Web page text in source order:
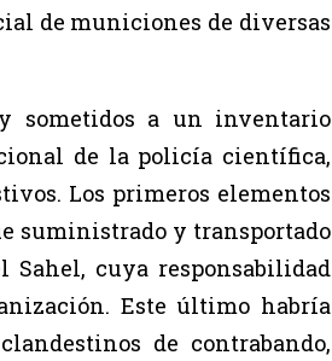
de municiones de diversas
y sometidos a un inventario
de la policía científica,
Los primeros elementos
suministrado y transportado
cuya responsabilidad
Este último habría
de contrabando,